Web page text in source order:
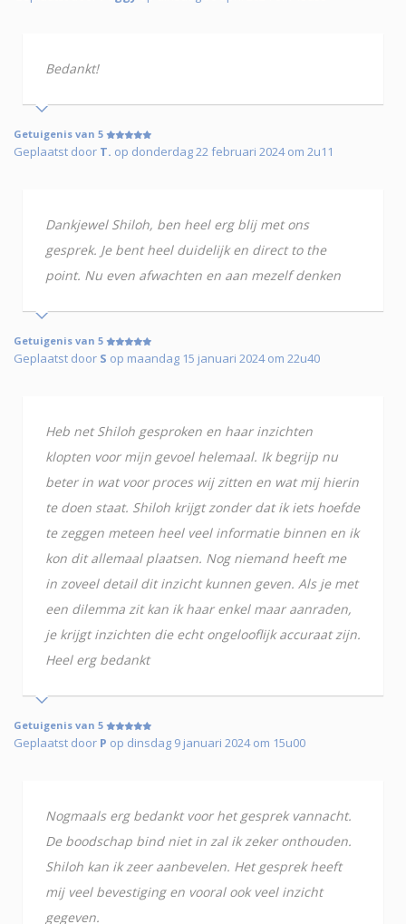
Bedankt!
Getuigenis van 5
Geplaatst door T. op donderdag 22 februari 2024 om 2u11
Dankjewel Shiloh, ben heel erg blij met ons
gesprek. Je bent heel duidelijk en direct to the
point. Nu even afwachten en aan mezelf denken
Getuigenis van 5
Geplaatst door S op maandag 15 januari 2024 om 22u40
Heb net Shiloh gesproken en haar inzichten
klopten voor mijn gevoel helemaal. Ik begrijp nu
beter in wat voor proces wij zitten en wat mij hierin
te doen staat. Shiloh krijgt zonder dat ik iets hoefde
te zeggen meteen heel veel informatie binnen en ik
kon dit allemaal plaatsen. Nog niemand heeft me
in zoveel detail dit inzicht kunnen geven. Als je met
een dilemma zit kan ik haar enkel maar aanraden,
je krijgt inzichten die echt ongelooflijk accuraat zijn.
Heel erg bedankt
Getuigenis van 5
Geplaatst door P op dinsdag 9 januari 2024 om 15u00
Nogmaals erg bedankt voor het gesprek vannacht.
De boodschap bind niet in zal ik zeker onthouden.
Shiloh kan ik zeer aanbevelen. Het gesprek heeft
mij veel bevestiging en vooral ook veel inzicht
gegeven.